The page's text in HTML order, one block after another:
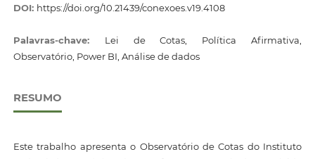
DOI: https://doi.org/10.21439/conexoes.v19.4108
Palavras-chave: Lei de Cotas, Política Afirmativa,
Observatório, Power BI, Análise de dados
RESUMO
Este trabalho apresenta o Observatório de Cotas do Instituto